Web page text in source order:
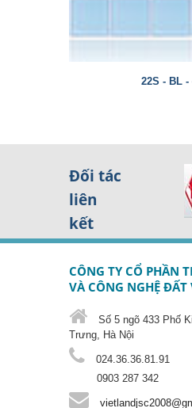
22S - BL -
Đối tác
liên
kết
CÔNG TY CỔ PHẦN
VÀ CÔNG NGHỆ ĐẤT
Số 5 ngõ 433 Phố
Trưng, Hà Nội
024.36.36.81.91
0903 287 342